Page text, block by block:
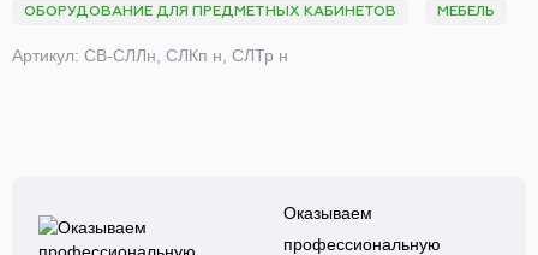
ОБОРУДОВАНИЕ ДЛЯ ПРЕДМЕТНЫХ КАБИНЕТОВ МЕБЕЛЬ
Артикул: СВ-СЛЛн, СЛКп н, СЛТр н
Оказываем
профессиональную